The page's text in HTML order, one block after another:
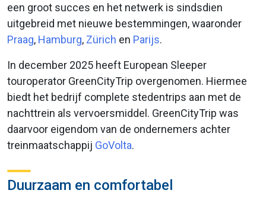
een groot succes en het netwerk is sindsdien
uitgebreid met nieuwe bestemmingen, waaronder
Praag, Hamburg, Zürich en Parijs.
In december 2025 heeft European Sleeper
touroperator GreenCityTrip overgenomen. Hiermee
biedt het bedrijf complete stedentrips aan met de
nachttrein als vervoersmiddel. GreenCityTrip was
daarvoor eigendom van de ondernemers achter
treinmaatschappij GoVolta.
Duurzaam en comfortabel